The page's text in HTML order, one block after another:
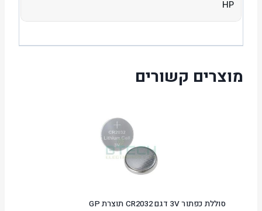
HP
מוצרים קשורים
סוללת כפתור 3V דגם CR2032 תוצרת GP